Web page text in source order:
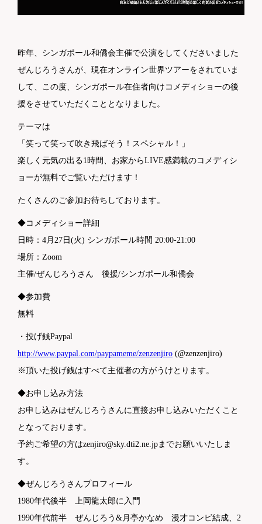
昨年、シンガポール和僑会主催で公演をしてくださいました
ぜんじろうさんが、現在オンライン世界ツアーをされていま
して、この度、シンガポール在住者向けコメディショーの後
援をさせていただくこととなりました。
テーマは
「笑って笑って吹き飛ばそう！スペシャル！」
楽しく元気の出る1時間、お家からLIVE感満載のコメディシ
ョーが無料でご覧いただけます！
たくさんのご参加お待ちしております。
◆コメディショー詳細
日時：4月27日(火) シンガポール時間 20:00-21:00
場所：Zoom
主催/ぜんじろうさん 後援/シンガポール和僑会
◆参加費
無料
・投げ銭Paypal
http://www.paypal.com/paypameme/zenzenjiro (@zenzenjiro)
※頂いた投げ銭はすべて主催者の方がうけとります。
◆お申し込み方法
お申し込みはぜんじろうさんに直接お申し込みいただくこと
となっております。
予約ご希望の方はzenjiro@sky.dti2.ne.jpまでお願いいたしま
す。
◆ぜんじろうさんプロフィール
1980年代後半 上岡龍太郎に入門
1990年代前半 ぜんじろう&月亭かなめ 漫才コンビ結成、2